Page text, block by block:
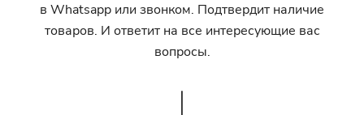
в Whatsapp или звонком. Подтвердит наличие
товаров. И ответит на все интересующие вас
вопросы.